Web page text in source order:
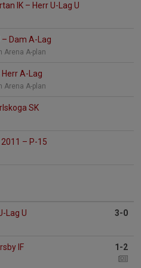
IK – Herr U-Lag U
– Dam A-Lag
Arena A-plan
Herr A-Lag
Arena A-plan
SK
– P-15
Lag U 3-0
IF 1-2